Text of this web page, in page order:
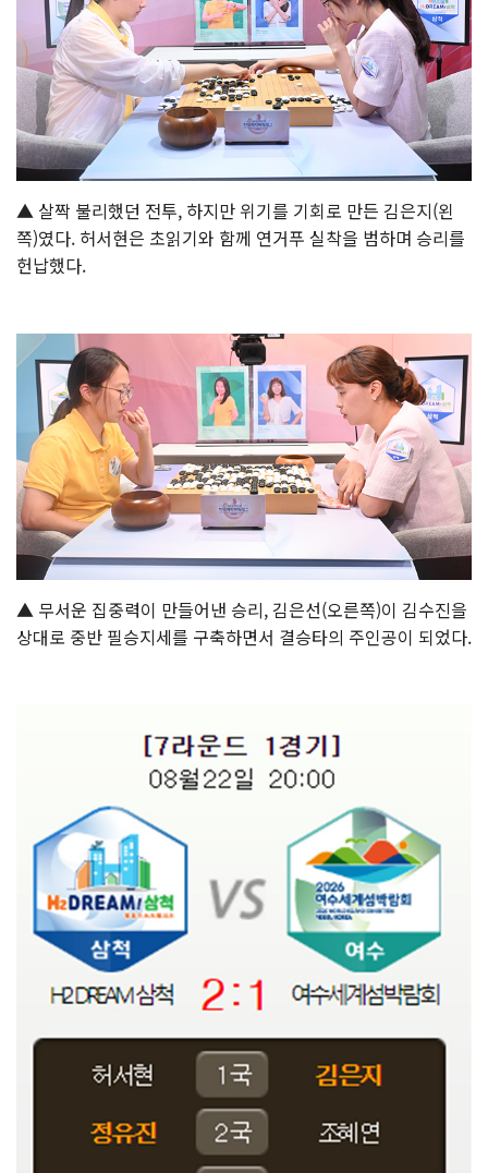
▲ 살짝 불리했던 전투, 하지만 위기를 기회로 만든 김은지(왼
쪽)였다. 허서현은 초읽기와 함께 연거푸 실착을 범하며 승리를
헌납했다.
▲ 무서운 집중력이 만들어낸 승리, 김은선(오른쪽)이 김수진을
상대로 중반 필승지세를 구축하면서 결승타의 주인공이 되었다.